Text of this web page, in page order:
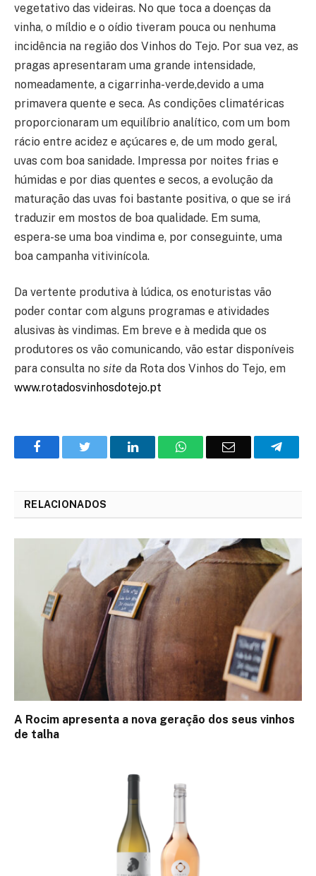
vegetativo das videiras. No que toca a doenças da
vinha, o míldio e o oídio tiveram pouca ou nenhuma
incidência na região dos Vinhos do Tejo. Por sua vez, as
pragas apresentaram uma grande intensidade,
nomeadamente, a cigarrinha-verde,devido a uma
primavera quente e seca. As condições climatéricas
proporcionaram um equilíbrio analítico, com um bom
rácio entre acidez e açúcares e, de um modo geral,
uvas com boa sanidade. Impressa por noites frias e
húmidas e por dias quentes e secos, a evolução da
maturação das uvas foi bastante positiva, o que se irá
traduzir em mostos de boa qualidade. Em suma,
espera-se uma boa vindima e, por conseguinte, uma
boa campanha vitivinícola.
Da vertente produtiva à lúdica, os enoturistas vão
poder contar com alguns programas e atividades
alusivas às vindimas. Em breve e à medida que os
produtores os vão comunicando, vão estar disponíveis
para consulta no site da Rota dos Vinhos do Tejo, em
www.rotadosvinhosdotejo.pt
FacebookTwitter
O
WhatsAppE-
RELACIONADOS
A Rocim apresenta a nova geração dos seus vinhos
de talha